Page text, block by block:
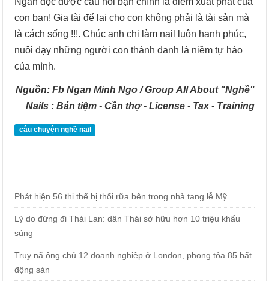
con bạn! Gia tài để lại cho con không phải là tài sản mà
là cách sống !!!. Chúc anh chị làm nail luôn hạnh phúc,
nuôi dạy những người con thành danh là niềm tự hào
của mình.
Nguồn: Fb Ngan Minh Ngo / Group All About "Nghề"
Nails : Bán tiệm - Cần thợ - License - Tax - Training
câu chuyện nghề nail
Phát hiện 56 thi thể bị thối rữa bên trong nhà tang lễ Mỹ
Lý do đừng đi Thái Lan: dân Thái sở hữu hơn 10 triệu khẩu
súng
Truy nã ông chủ 12 doanh nghiệp ở London, phong tỏa 85 bất
động sản